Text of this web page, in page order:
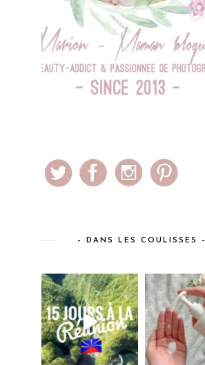
– DANS LES COULISSES –